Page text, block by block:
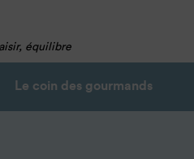
équilibre
Le coin des gourmands